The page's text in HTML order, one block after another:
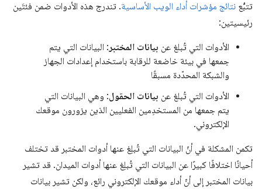
تتبُّع نتائج مؤشرات أداء الويب الأساسية. تندرج هذه الأدوات ضمن فئتَين
رئيسيتين:
الأدوات التي تُبلغ عن بيانات المختبر : البيانات التي يتم
جمعها في بيئة خاضعة للرقابة باستخدام إعدادات الجهاز
والشبكة المحدّدة مسبقًا
الأدوات التي تُبلغ عن بيانات الحقول: وهي البيانات التي
يتم جمعها من المستخدِمين الفعليين الذين يزورون موقعك
الإلكتروني.
تكمن المشكلة في أنّ البيانات التي تُبلِغ عنها أدوات المختبر قد تختلف
أحيانًا اختلافًا كبيرًا عن البيانات التي تُبلِغ عنها أدوات الميدان. قد تشير
بيانات المختبر إلى أنّ أداء موقعك الإلكتروني رائع، ولكن تشير بيانات